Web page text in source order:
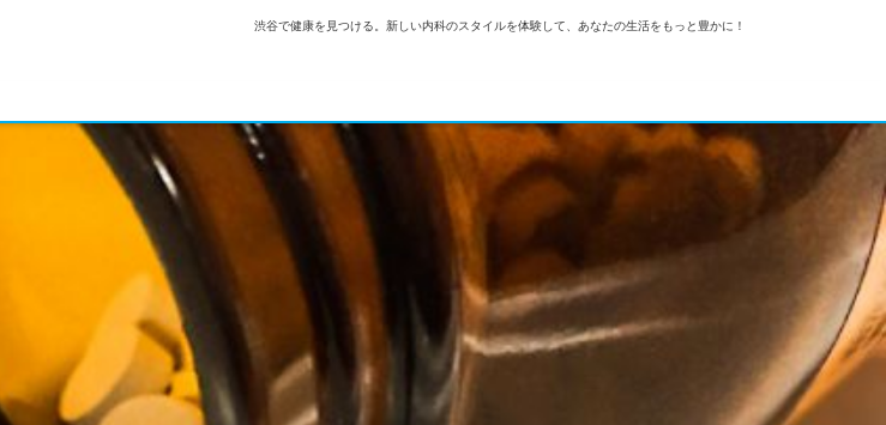
渋谷で健康を見つける。新しい内科のスタイルを体験して、あなたの生活をもっと豊かに！